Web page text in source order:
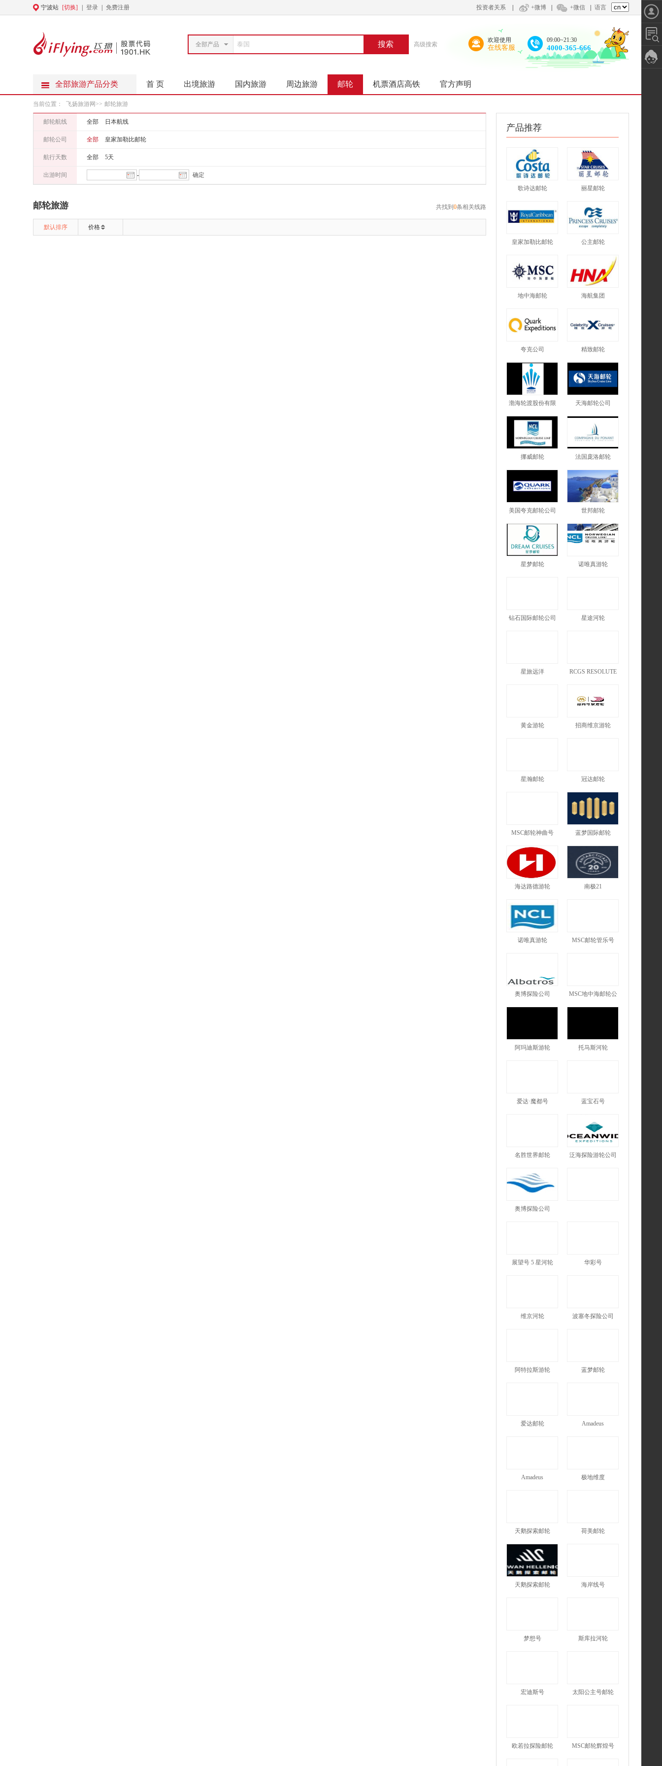
宁波站 [切换] 登录 免费注册 投资者关系 +微博 +微信 语言
全部产品 搜索 高级搜索
欢迎使用
在线客服
09:00~21:30
4000-365-666
全部旅游产品分类 首 页 出境旅游 国内旅游 周边旅游 邮轮 机票酒店高铁 官方声明
当前位置： 飞扬旅游网 >> 邮轮旅游
产品推荐
歌诗达邮轮 丽星邮轮
皇家加勒比邮轮 公主邮轮
地中海邮轮 海航集团
夸克公司 精致邮轮
渤海轮渡股份有限
公司
天海邮轮公司
挪威邮轮 法国庞洛邮轮
美国夸克邮轮公司 世邦邮轮
星梦邮轮 诺唯真游轮
钻石国际邮轮公司 星途河轮
星旅远洋 RCGS RESOLUTE
黄金游轮 招商维京游轮
星瀚邮轮 冠达邮轮
MSC邮轮神曲号 蓝梦国际邮轮
海达路德游轮 南极21
诺唯真游轮 MSC邮轮管乐号
奥博探险公司 MSC地中海邮轮公
阿玛迪斯游轮 托马斯河轮
爱达·魔都号 蓝宝石号
名胜世界邮轮 泛海探险游轮公司
奥博探险公司
展望号 5 星河轮 华彩号
维京河轮 波塞冬探险公司
阿特拉斯游轮 蓝梦邮轮
爱达邮轮 Amadeus
Amadeus 极地维度
天鹅探索邮轮 荷美邮轮
天鹅探索邮轮 海岸线号
梦想号 斯库拉河轮
宏迪斯号 太阳公主号邮轮
欧若拉探险邮轮 MSC邮轮辉煌号
邮轮航线 全部 日本航线
邮轮公司 全部 皇家加勒比邮轮
航行天数 全部 5天
出游时间 -
邮轮旅游 共找到 0条相关线路
默认排序 价格